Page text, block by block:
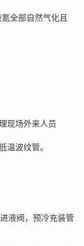
全部自然气化且
现场外来人员
波纹管。
进液阀，预冷充装管